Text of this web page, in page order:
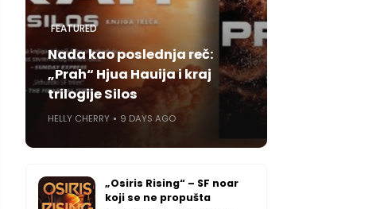
FEATURED
Nada kao poslednja reč:
„Prah“ Hjua Hauija i kraj
trilogije Silos
HELLY CHERRY 9 DAYS AGO
„Osiris Rising“ – SF noar
koji se ne propušta